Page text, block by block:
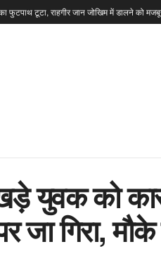
फुटपाथ टूटा, राहगीर जान जोखिम में डालने को
युवक को कार
गिरा, मौके